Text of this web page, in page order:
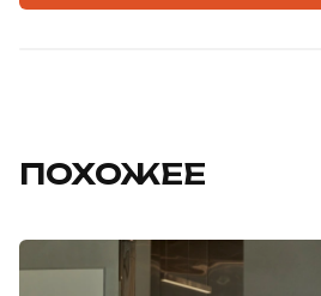
ПОХОЖЕЕ